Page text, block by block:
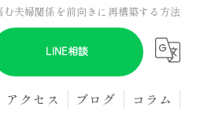
夫婦関係を前向きに再構築する方法
LINE相談
アクセス ブログ コラム